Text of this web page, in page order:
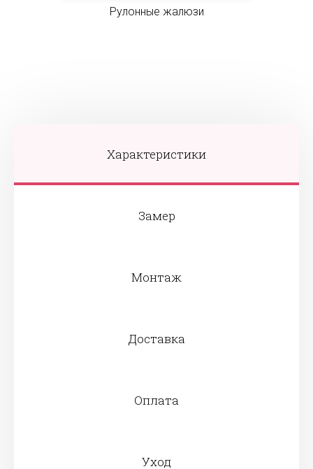
Рулонные жалюзи
Характеристики
Замер
Монтаж
Доставка
Оплата
Уход